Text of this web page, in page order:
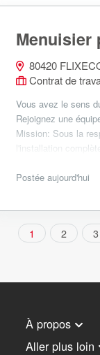
Menuisier
80420
Contrat de
Vous avez le sens
Rejoignez une
Mission: Sous la
l'installation
Postée aujourd'hui
1 2 3
À propos
Aller plus loin